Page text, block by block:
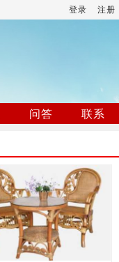
登录 注册
问答
联系